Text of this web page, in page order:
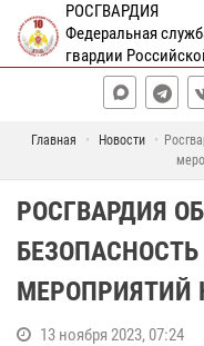
РОСГВАРДИЯ
Федеральная
гвардии
Главная Новости
РОСГВАРДИЯ
МЕРОПРИЯТИЙ
13 ноября 2023, 07:24